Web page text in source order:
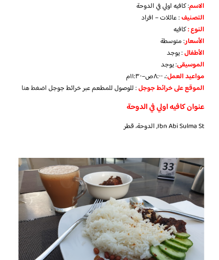
الاسم: كافيه اولي في الدوحة
التصنيف: عائلات – افراد
النوع :كافيه
الأسعار:متوسطة
الأطفال:يوجد
الموسيقى:يوجد
مواعيد العمل:، ٨:٠٠ص–١١:٣٠م
الموقع على خرائط جوجل: للوصول للمطعم عبر خرائط جوجلاضغط هنا
عنوان كافيه اولي في الدوحة
Ibn Abi Sulma St, الدوحة، قطر